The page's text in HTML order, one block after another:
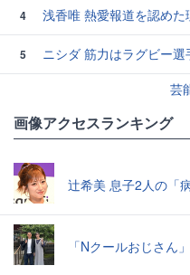
4 浅香唯 熱愛報道を認めた
5
ニシダ 筋力はラグビー選
芸
画像アクセスランキング
辻希美 息子2人の「
「Nクールおじさん